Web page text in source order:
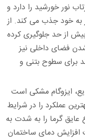
نور خورشید را دارد و
به خود جذب می‌ کند. از
از حد جلوگیری کرده
فضای داخلی نیز
برای سطوح بتنی و
ایزوگام مشکی است
عملکرد را در شرایط
گرما را به شدت به
دمای ساختمان